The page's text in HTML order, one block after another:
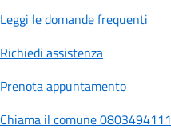
Leggi le domande frequenti
Richiedi assistenza
Prenota appuntamento
Chiama il comune 0803494111